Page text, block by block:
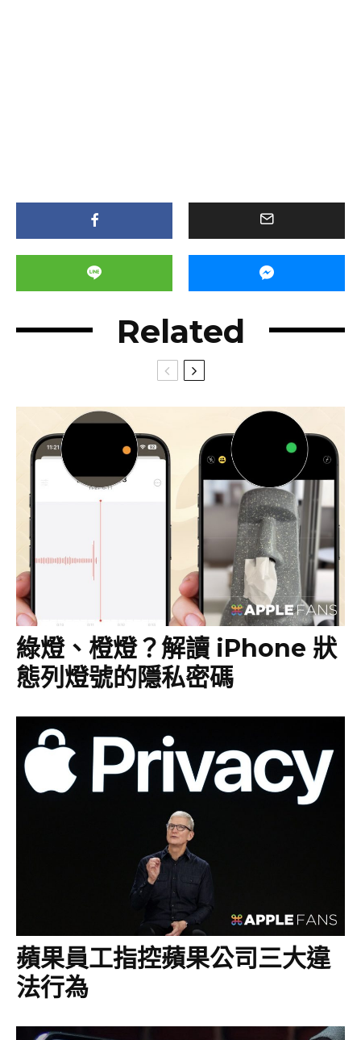
Related
綠燈、橙燈？解讀 iPhone 狀
態列燈號的隱私密碼
蘋果員工指控蘋果公司三大違
法行為